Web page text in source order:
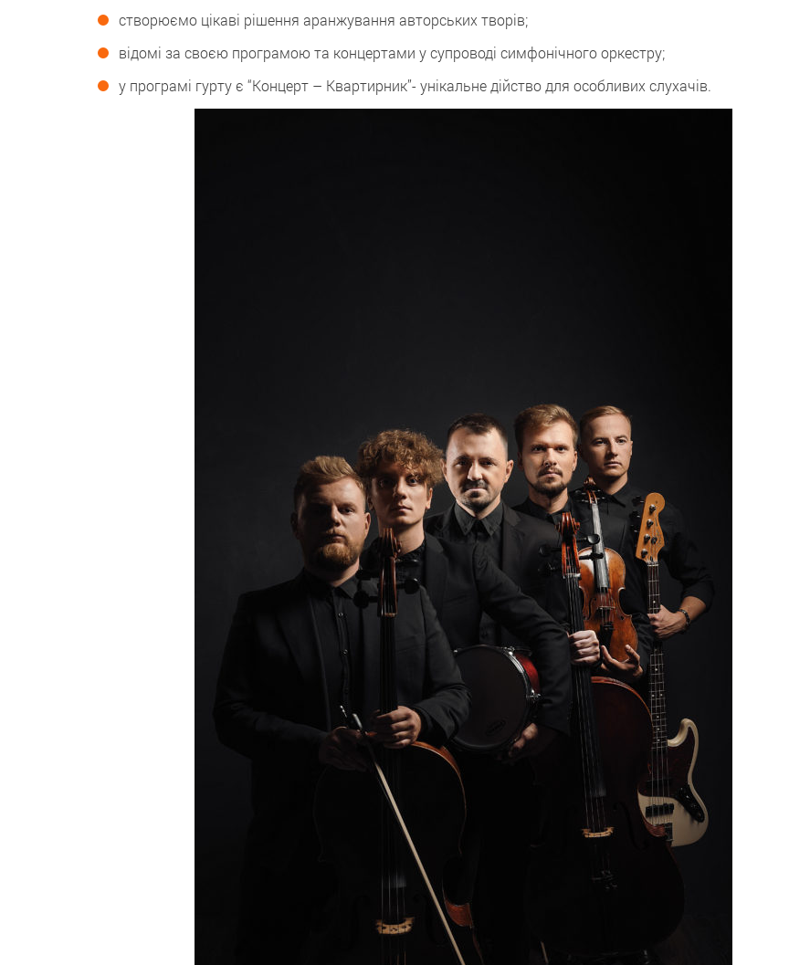
створюємо цікаві рішення аранжування авторських творів;
відомі за своєю програмою та концертами у супроводі симфонічного оркестру;
у програмі гурту є “Концерт – Квартирник”- унікальне дійство для особливих слухачів.